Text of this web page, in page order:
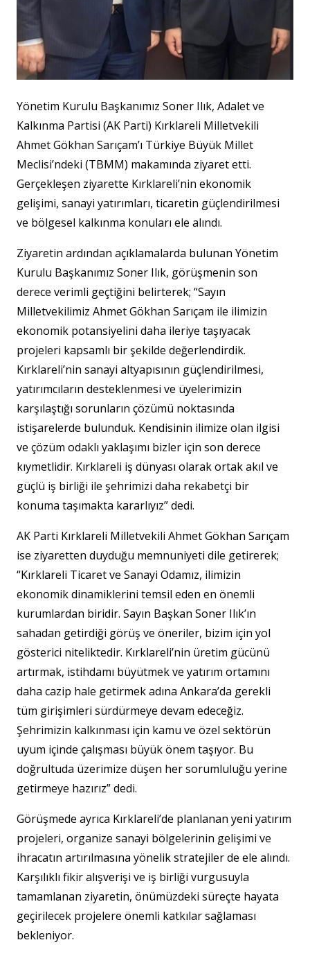
Yönetim Kurulu Başkanımız Soner Ilık, Adalet ve
Kalkınma Partisi (AK Parti) Kırklareli Milletvekili
Ahmet Gökhan Sarıçam’ı Türkiye Büyük Millet
Meclisi’ndeki (TBMM) makamında ziyaret etti.
Gerçekleşen ziyarette Kırklareli’nin ekonomik
gelişimi, sanayi yatırımları, ticaretin güçlendirilmesi
ve bölgesel kalkınma konuları ele alındı.
Ziyaretin ardından açıklamalarda bulunan Yönetim
Kurulu Başkanımız Soner Ilık, görüşmenin son
derece verimli geçtiğini belirterek; “Sayın
Milletvekilimiz Ahmet Gökhan Sarıçam ile ilimizin
ekonomik potansiyelini daha ileriye taşıyacak
projeleri kapsamlı bir şekilde değerlendirdik.
Kırklareli’nin sanayi altyapısının güçlendirilmesi,
yatırımcıların desteklenmesi ve üyelerimizin
karşılaştığı sorunların çözümü noktasında
istişarelerde bulunduk. Kendisinin ilimize olan ilgisi
ve çözüm odaklı yaklaşımı bizler için son derece
kıymetlidir. Kırklareli iş dünyası olarak ortak akıl ve
güçlü iş birliği ile şehrimizi daha rekabetçi bir
konuma taşımakta kararlıyız” dedi.
AK Parti Kırklareli Milletvekili Ahmet Gökhan Sarıçam
ise ziyaretten duyduğu memnuniyeti dile getirerek;
“Kırklareli Ticaret ve Sanayi Odamız, ilimizin
ekonomik dinamiklerini temsil eden en önemli
kurumlardan biridir. Sayın Başkan Soner Ilık’ın
sahadan getirdiği görüş ve öneriler, bizim için yol
gösterici niteliktedir. Kırklareli’nin üretim gücünü
artırmak, istihdamı büyütmek ve yatırım ortamını
daha cazip hale getirmek adına Ankara’da gerekli
tüm girişimleri sürdürmeye devam edeceğiz.
Şehrimizin kalkınması için kamu ve özel sektörün
uyum içinde çalışması büyük önem taşıyor. Bu
doğrultuda üzerimize düşen her sorumluluğu yerine
getirmeye hazırız” dedi.
Görüşmede ayrıca Kırklareli’de planlanan yeni yatırım
projeleri, organize sanayi bölgelerinin gelişimi ve
ihracatın artırılmasına yönelik stratejiler de ele alındı.
Karşılıklı fikir alışverişi ve iş birliği vurgusuyla
tamamlanan ziyaretin, önümüzdeki süreçte hayata
geçirilecek projelere önemli katkılar sağlaması
bekleniyor.